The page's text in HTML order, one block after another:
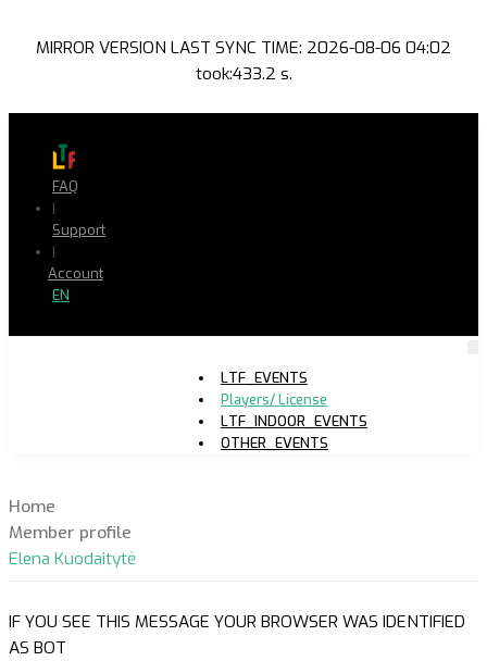
MIRROR VERSION LAST SYNC TIME: 2026-08-06 04:02
took:433.2 s.
FAQ
|
Support
|
Account
EN
LTF_EVENTS
Players/ License
LTF_INDOOR_EVENTS
OTHER_EVENTS
Home
Member profile
Elena Kuodaitytė
IF YOU SEE THIS MESSAGE YOUR BROWSER WAS IDENTIFIED
AS BOT